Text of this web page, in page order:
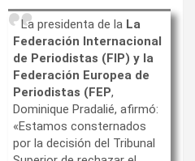
La presidenta de la La
Federación Internacional
de Periodistas (FIP) y la
Federación Europea de
Periodistas (FEP,
Dominique Pradalié, afirmó:
«Estamos consternados
por la decisión del Tribunal